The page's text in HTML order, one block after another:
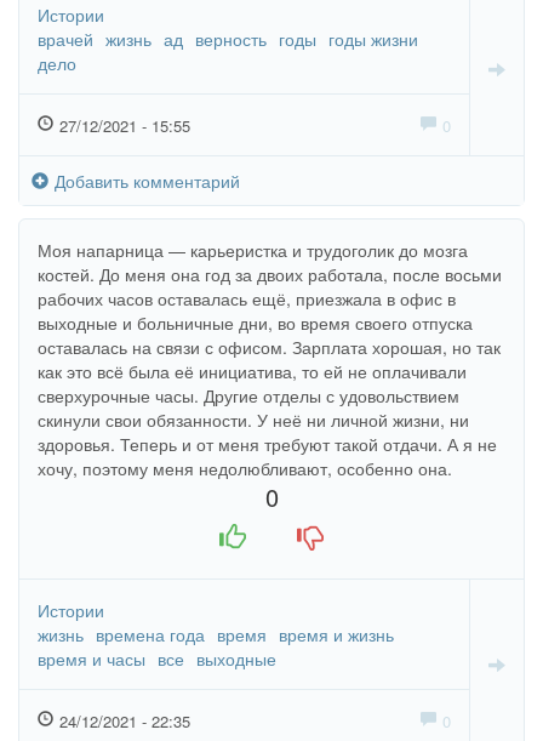
Истории
врачей жизнь ад верность годы годы жизни
дело
27/12/2021 - 15:55 0
Добавить комментарий
Моя напарница — карьеристка и трудоголик до мозга
костей. До меня она год за двоих работала, после восьми
рабочих часов оставалась ещё, приезжала в офис в
выходные и больничные дни, во время своего отпуска
оставалась на связи с офисом. Зарплата хорошая, но так
как это всё была её инициатива, то ей не оплачивали
сверхурочные часы. Другие отделы с удовольствием
скинули свои обязанности. У неё ни личной жизни, ни
здоровья. Теперь и от меня требуют такой отдачи. А я не
хочу, поэтому меня недолюбливают, особенно она.
0
Истории
жизнь времена года время время и жизнь
время и часы все выходные
24/12/2021 - 22:35 0